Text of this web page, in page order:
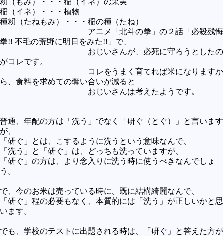
プログラミング(PHP)
プログラミング(JavaScript)
籾（もみ）・・・稲（イネ）の果実
稲（イネ）・・・植物
種籾（たねもみ）・・・稲の種（たね）
アニメ「北斗の拳」の２話「必殺残悔
拳!! 不毛の荒野に明日をみた!!」で、
おじいさんが、必死に守ろうとしたの
がコレです。
コレをうまく育てれば米になりますか
ら、食料を求めての奪い合いが減ると
おじいさんは考えたようです。
普通、年配の方は「洗う」でなく「研ぐ（とぐ）」と言います
が、
「研ぐ」とは、こするように洗うという意味なんで、
「洗う」と「研ぐ」は、どっちも洗っていますが、
「研ぐ」の方は、より念入りに洗う時に使うべきなんでしょ
う。
で、今のお米は売っている時に、既に結構綺麗なんで、
「研ぐ」程の必要もなく、本質的には「洗う」が正しいかと思
います。
でも、学校のテストに出題される時は、「研ぐ」と答えた方が